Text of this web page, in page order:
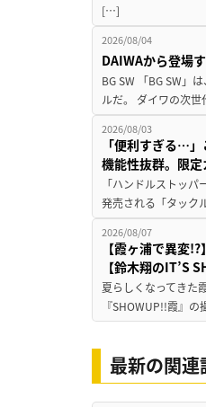
[…]
2026/08/04
DAIWAから登場
BG SW 「BG SW」
ルだ。 ダイワの次
2026/08/03
「便利すぎる…
機能性抜群。限定
「ハンドルストッ
発売される「タック
2026/08/07
【霞ヶ浦で異変
【鈴木翔のIT’S
夏らしくなってきた
『SHOWUP!!霞』
最新の関